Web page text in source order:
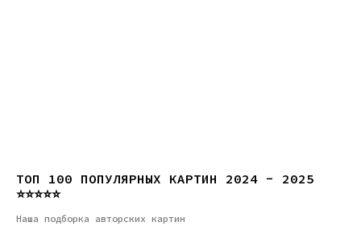
ТОП 100 ПОПУЛЯРНЫХ КАРТИН 2024 - 2025
⭐⭐⭐⭐⭐
Наша подборка авторских картин